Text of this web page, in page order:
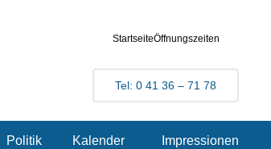
StartseiteÖffnungszeiten
Tel: 0 41 36 – 71 78
Politik Kalender Impressionen